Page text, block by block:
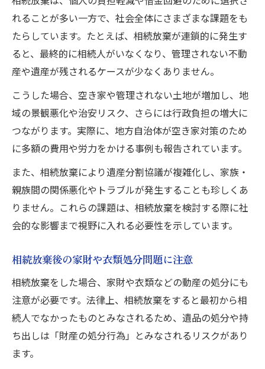
れることが多い一方で、社会全体にさまざまな課題をも
たらしています。たとえば、相続放棄が連鎖的に発生す
ると、最終的に相続人がいなくなり、管理されない不動
産や遺産が残されるケースが少なくありません。
こうした場合、空き家や管理されない土地が増加し、地
域の景観悪化や治安リスク、さらには行政負担の増大に
つながります。実際に、地方自治体が空き家対策のため
に多額の費用や労力をかける事例も報告されています。
また、相続放棄により遺産分割協議が複雑化し、家族・
親族間の関係悪化やトラブルが発生することも珍しくあ
りません。これらの課題は、相続放棄を検討する際に社
会的な影響まで視野に入れる必要性を示しています。
相続放棄後の家財や衣類処分問題に注意
相続放棄をした場合、家財や衣類などの動産の処分にも
注意が必要です。法律上、相続放棄をすると最初から相
続人でなかったものとみなされるため、遺品の処分や持
ち出しは「財産の処分行為」とみなされるリスクがあり
ます。